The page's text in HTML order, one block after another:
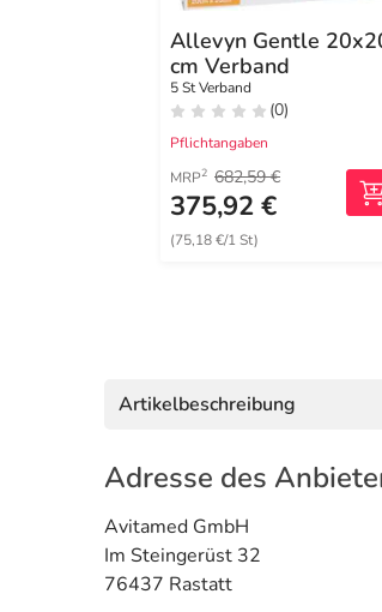
Allevyn Gentle
cm Verband
5 St Verband
(0)
Pflichtangaben
MRP2 682,59 €
375,92 €
(75,18 €/1 St)
Artikelbeschreibung
Adresse des
Avitamed GmbH
Im Steingerüst 32
76437 Rastatt